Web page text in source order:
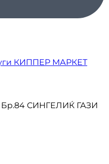
КИППЕР МАРКЕТ
СИНГЕЛИЌ ГАЗИ